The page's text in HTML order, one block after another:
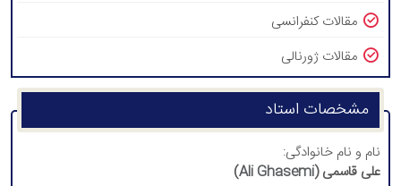
مقالات کنفرانسی
مقالات ژورنالی
مشخصات استاد
نام و نام خانوادگی:
علی قاسمی (Ali Ghasemi
)